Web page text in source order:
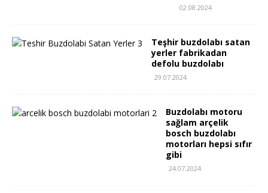
02.08.2024
Teşhir buzdolabı satan
yerler fabrikadan
defolu buzdolabı
29.07.2024
Buzdolabı motoru
sağlam arçelik
bosch buzdolabı
motorları hepsi sıfır
gibi
24.07.2024